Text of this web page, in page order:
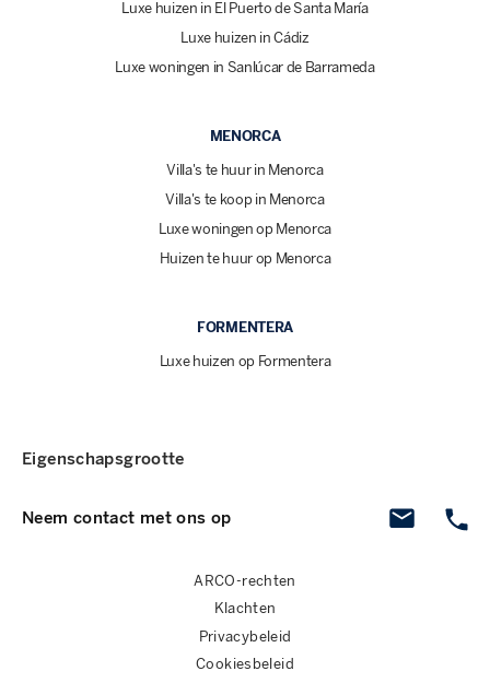
Luxe huizen in El Puerto de Santa María
Luxe huizen in Cádiz
Luxe woningen in Sanlúcar de Barrameda
MENORCA
Villa's te huur in Menorca
Villa's te koop in Menorca
Luxe woningen op Menorca
Huizen te huur op Menorca
FORMENTERA
Luxe huizen op Formentera
Neem contact met ons op
Eigenschapsgrootte
ARCO-rechten
Klachten
Privacybeleid
Cookiesbeleid